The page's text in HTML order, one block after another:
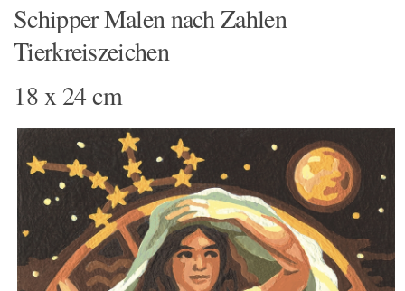
Schipper Malen nach Zahlen
Tierkreiszeichen
18 x 24 cm